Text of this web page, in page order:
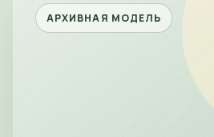
АРХИВНАЯ МОДЕЛЬ